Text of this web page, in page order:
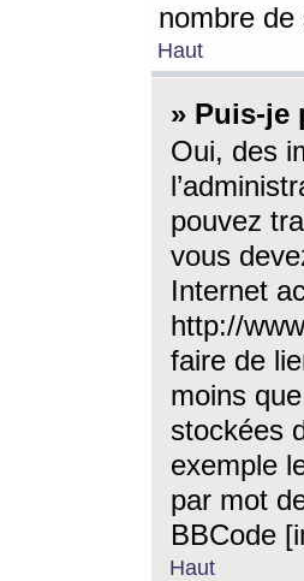
nombre
Haut
» Puis-je
Oui, des
pouvez
vous
Internet
http://
faire de
moins
stockées
exemple
par mot
BBCode
Haut